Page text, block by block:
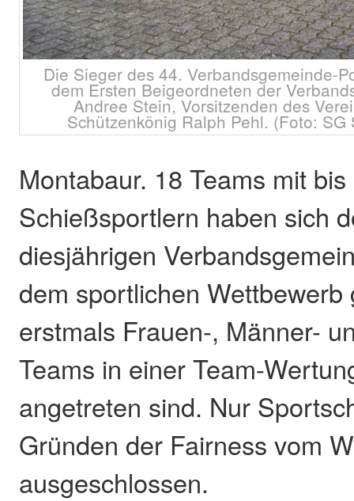
Die Sieger des 44. Verbandsgemeinde-
dem Ersten Beigeordneten der
Andree Stein, Vorsitzenden des
Schützenkönig Ralph Pehl. (Foto:
Montabaur. 18 Teams mit
Schießsportlern haben sich
diesjährigen
dem sportlichen
erstmals Frauen-, Männer-
Teams in einer Team-
angetreten sind. Nur
Gründen der Fairness vom
ausgeschlossen.